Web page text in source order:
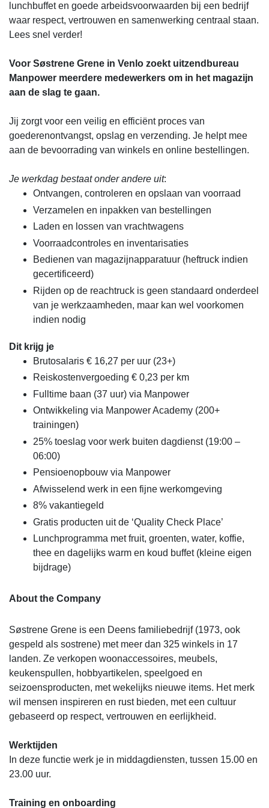
lunchbuffet en goede arbeidsvoorwaarden bij een bedrijf
waar respect, vertrouwen en samenwerking centraal staan.
Lees snel verder!
Voor Søstrene Grene in Venlo zoekt uitzendbureau
Manpower meerdere medewerkers om in het magazijn
aan de slag te gaan.
Jij zorgt voor een veilig en efficiënt proces van
goederenontvangst, opslag en verzending. Je helpt mee
aan de bevoorrading van winkels en online bestellingen.
Je werkdag bestaat onder andere uit:
Ontvangen, controleren en opslaan van voorraad
Verzamelen en inpakken van bestellingen
Laden en lossen van vrachtwagens
Voorraadcontroles en inventarisaties
Bedienen van magazijnapparatuur (heftruck indien
gecertificeerd)
Rijden op de reachtruck is geen standaard onderdeel
van je werkzaamheden, maar kan wel voorkomen
indien nodig
Dit krijg je
Brutosalaris € 16,27 per uur (23+)
Reiskostenvergoeding € 0,23 per km
Fulltime baan (37 uur) via Manpower
Ontwikkeling via Manpower Academy (200+
trainingen)
25% toeslag voor werk buiten dagdienst (19:00 –
06:00)
Pensioenopbouw via Manpower
Afwisselend werk in een fijne werkomgeving
8% vakantiegeld
Gratis producten uit de ‘Quality Check Place’
Lunchprogramma met fruit, groenten, water, koffie,
thee en dagelijks warm en koud buffet (kleine eigen
bijdrage)
About the Company
Søstrene Grene is een Deens familiebedrijf (1973, ook
gespeld als sostrene) met meer dan 325 winkels in 17
landen. Ze verkopen woonaccessoires, meubels,
keukenspullen, hobbyartikelen, speelgoed en
seizoensproducten, met wekelijks nieuwe items. Het merk
wil mensen inspireren en rust bieden, met een cultuur
gebaseerd op respect, vertrouwen en eerlijkheid.
Werktijden
In deze functie werk je in middagdiensten, tussen 15.00 en
23.00 uur.
Training en onboarding